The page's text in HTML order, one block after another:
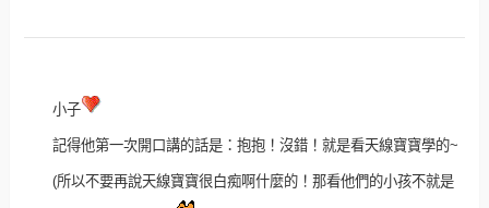
小子
記得他第一次開口講的話是：抱抱！沒錯！就是看天線寶寶學的~
(所以不要再說天線寶寶很白痴啊什麼的！那看他們的小孩不就是